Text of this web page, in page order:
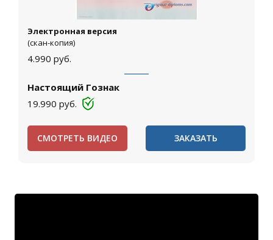
Электронная версия
(скан-копия)
4.990 руб.
Настоящий Гознак
19.990 руб.
СМОТРЕТЬ ВИДЕО ЗАКАЗАТЬ